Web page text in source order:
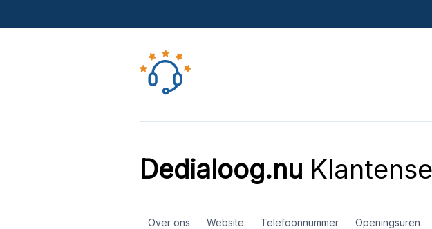
Dedialoog.nu
Over ons Website Telefoonnummer Openingsuren